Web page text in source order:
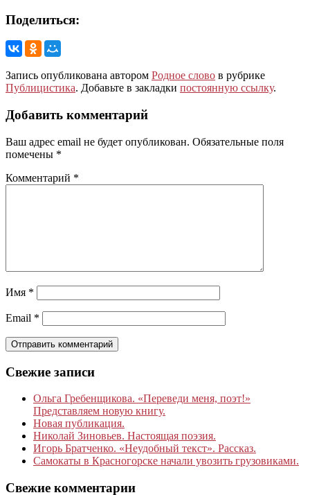
Поделиться:
Запись опубликована автором Родное слово в рубрике
Публицистика. Добавьте в закладки постоянную ссылку.
Добавить комментарий
Ваш адрес email не будет опубликован. Обязательные поля
помечены *
Комментарий *
Имя *
Email *
Свежие записи
Ольга Гребенщикова. «Переведи меня, поэт!»
Представляем новую книгу.
Новая публикация.
Николай Зиновьев. Настоящая поэзия.
Игорь Братченко. «Неудобный текст». Рассказ.
Самокаты в Красногорске начали увозить грузовиками.
Свежие комментарии